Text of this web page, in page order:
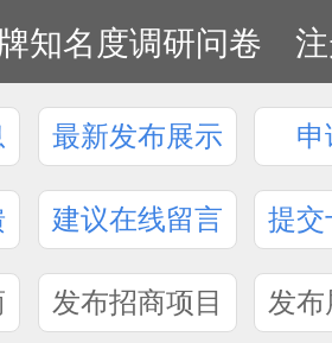
知名度调研问卷
最新发布展示 申
建议在线留言 提交
发布招商项目 发